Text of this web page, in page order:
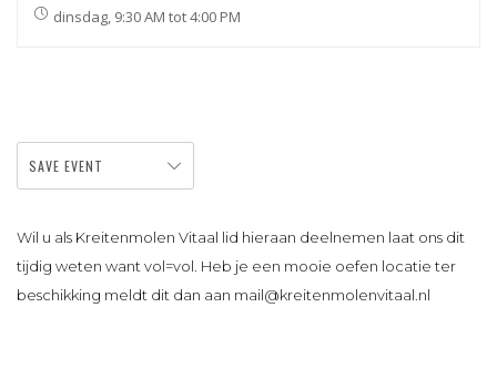
dinsdag, 9:30 AM tot 4:00 PM
SAVE EVENT
Wil u als Kreitenmolen Vitaal lid hieraan deelnemen laat ons dit
tijdig weten want vol=vol. Heb je een mooie oefen locatie ter
beschikking meldt dit dan aan mail@kreitenmolenvitaal.nl